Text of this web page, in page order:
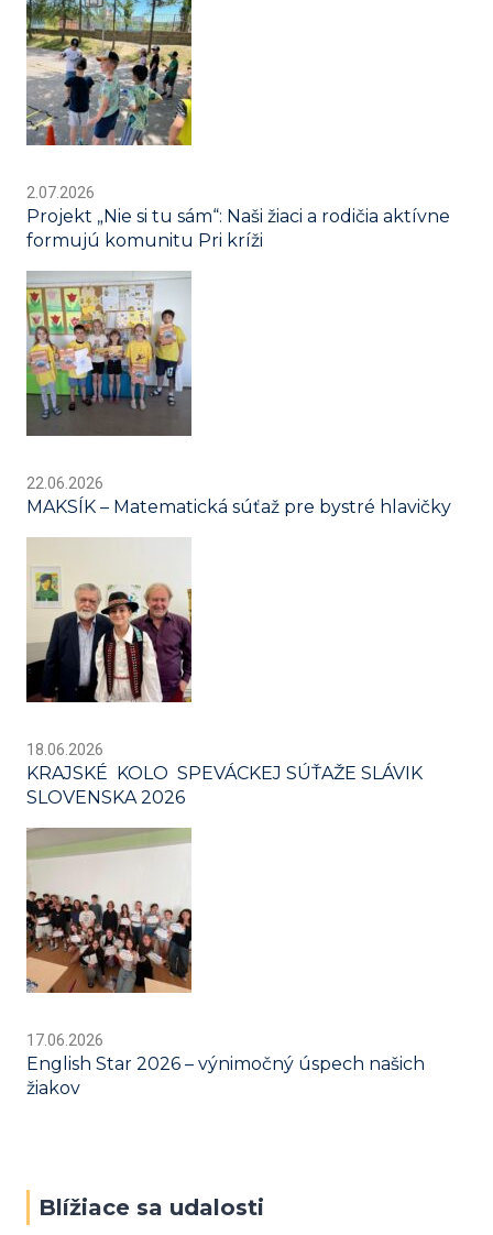
2.07.2026
Projekt „Nie si tu sám“: Naši žiaci a rodičia aktívne
formujú komunitu Pri kríži
22.06.2026
MAKSÍK – Matematická súťaž pre bystré hlavičky
18.06.2026
KRAJSKÉ KOLO SPEVÁCKEJ SÚŤAŽE SLÁVIK
SLOVENSKA 2026
17.06.2026
English Star 2026 – výnimočný úspech našich
žiakov
Blížiace sa udalosti